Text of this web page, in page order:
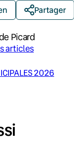
Partager
Picard
articles
2026